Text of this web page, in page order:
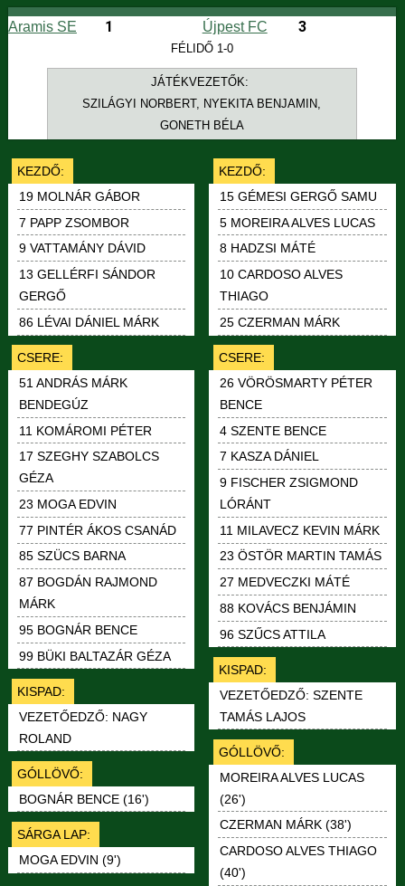
Aramis SE 1 Újpest FC 3
FÉLIDŐ 1-0
JÁTÉKVEZETŐK:
SZILÁGYI NORBERT, NYEKITA BENJAMIN,
GONETH BÉLA
KEZDŐ:
19 MOLNÁR GÁBOR
7 PAPP ZSOMBOR
9 VATTAMÁNY DÁVID
13 GELLÉRFI SÁNDOR
GERGŐ
86 LÉVAI DÁNIEL MÁRK
CSERE:
51 ANDRÁS MÁRK
BENDEGÚZ
11 KOMÁROMI PÉTER
17 SZEGHY SZABOLCS
GÉZA
23 MOGA EDVIN
77 PINTÉR ÁKOS CSANÁD
85 SZÜCS BARNA
87 BOGDÁN RAJMOND
MÁRK
95 BOGNÁR BENCE
99 BÜKI BALTAZÁR GÉZA
KISPAD:
VEZETŐEDZŐ: NAGY
ROLAND
GÓLLÖVŐ:
BOGNÁR BENCE (16')
SÁRGA LAP:
MOGA EDVIN (9')
KEZDŐ:
15 GÉMESI GERGŐ SAMU
5 MOREIRA ALVES LUCAS
8 HADZSI MÁTÉ
10 CARDOSO ALVES
THIAGO
25 CZERMAN MÁRK
CSERE:
26 VÖRÖSMARTY PÉTER
BENCE
4 SZENTE BENCE
7 KASZA DÁNIEL
9 FISCHER ZSIGMOND
LÓRÁNT
11 MILAVECZ KEVIN MÁRK
23 ÖSTÖR MARTIN TAMÁS
27 MEDVECZKI MÁTÉ
88 KOVÁCS BENJÁMIN
96 SZŰCS ATTILA
KISPAD:
VEZETŐEDZŐ: SZENTE
TAMÁS LAJOS
GÓLLÖVŐ:
MOREIRA ALVES LUCAS
(26')
CZERMAN MÁRK (38')
CARDOSO ALVES THIAGO
(40')